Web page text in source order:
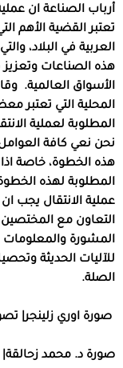
أرباب الصناعة ان
تعتبر القضية الأهم
العربية في البلاد،
هذه الصناعات وتعزيز
الأسواق العالمية.
المحلية التي تعتبر
المطلوبة لعملية
نحن نعي كافة
هذه الخطوة، خاصة اذا
المطلوبة لهذه الخطوة
عملية الانتقال
التعاون مع
المشورة
للآليات الحديثة
الصلة.
صورة اوري زلينجر|
صورة د. محمد زحالقة|